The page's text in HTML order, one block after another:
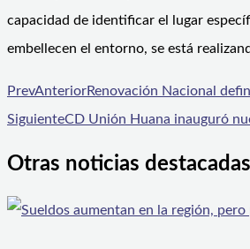
capacidad de identificar el lugar
embellecen el entorno, se está
PrevAnteriorRenovación Nacional
SiguienteCD Unión Huana inauguró
Otras noticias destacadas